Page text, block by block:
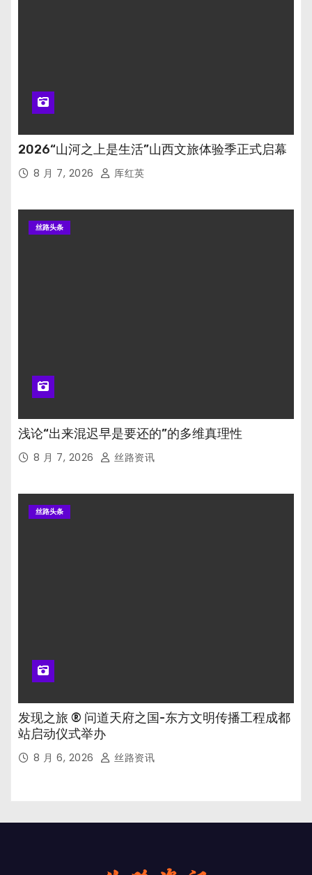
2026“山河之上是生活”山西文旅体验季正式启幕
8 月 7, 2026 厍红英
丝路头条
浅论“出来混迟早是要还的”的多维真理性
8 月 7, 2026 丝路资讯
丝路头条
发现之旅 ® 问道天府之国-东方文明传播工程成都
站启动仪式举办
8 月 6, 2026 丝路资讯